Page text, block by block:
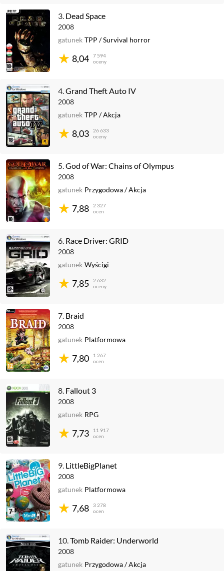
3. Dead Space
2008
8,04
7 594
oceny
gatunek TPP /Survival horror
4.Grand Theft Auto IV
2008
8,03
26 633
oceny
gatunek TPP /Akcja
5.God of War: Chains of Olympus
2008
7,88
2 327
ocen
gatunek Przygodowa/Akcja
6. Race Driver: GRID
2008
7,85
2 632
oceny
gatunek Wyścigi
7. Braid
2008
7,80
1 267
ocen
gatunek Platformowa
8. Fallout 3
2008
7,73
11 917
ocen
gatunek RPG
9. LittleBigPlanet
2008
7,68
3 278
ocen
gatunek Platformowa
10.Tomb Raider: Underworld
2008
gatunek Przygodowa/Akcja